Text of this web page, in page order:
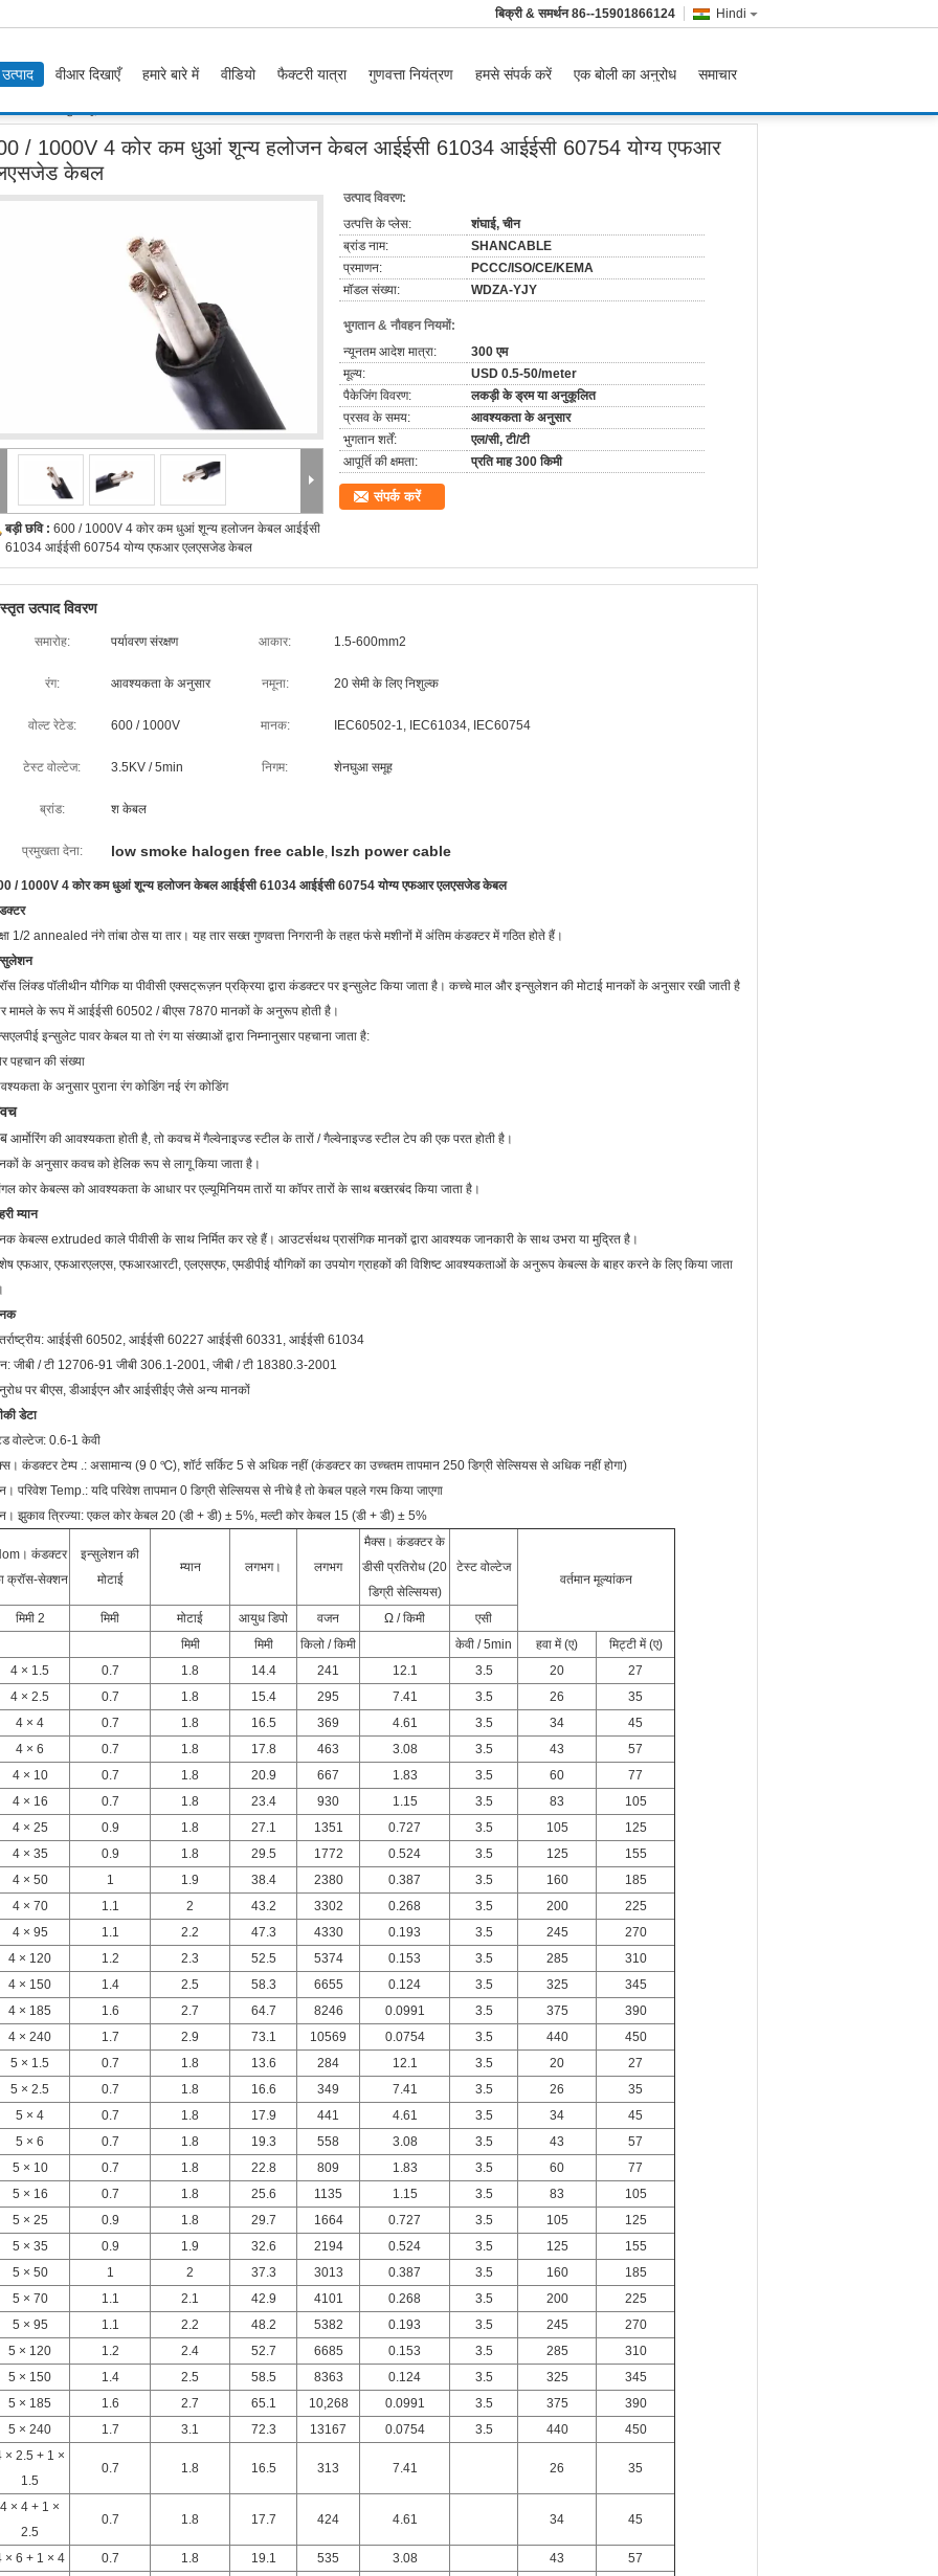
Hindi
बिक्री & समर्थन86--15901866124
उत्पाद वीआर दिखाएँ हमारे बारे में वीडियो फैक्टरी यात्रा गुणवत्ता नियंत्रण हमसे संपर्क करें एक बोली का अनुरोध समाचार
4 कोर कम धुआं शून्य हलोजन केबल आईईसी 61034 आईईसी 60754 योग्य एफआर एलएसजेड केबल
/ 1000V 4 कोर कम धुआं शून्य हलोजन केबल आईईसी 61034 आईईसी 60754 योग्य एफआर
केबल
बड़ी छवि : 600 / 1000V 4 कोर कम धुआं शून्य हलोजन केबल आईईसी
61034 आईईसी 60754 योग्य एफआर एलएसजेड केबल
उत्पाद विवरण:
उत्पत्ति के प्लेस:
शंघाई, चीन
ब्रांड नाम:
SHANCABLE
प्रमाणन:
PCCC/ISO/CE/KEMA
मॉडल संख्या:
WDZA-YJY
भुगतान & नौवहन नियमों:
न्यूनतम आदेश मात्रा:
300 एम
मूल्य:
USD 0.5-50/meter
पैकेजिंग विवरण:
लकड़ी के ड्रम या अनुकूलित
प्रसव के समय:
आवश्यकता के अनुसार
भुगतान शर्तें:
एल/सी, टी/टी
आपूर्ति की क्षमता:
प्रति माह 300 किमी
संपर्क करें
उत्पाद विवरण
समारोह: पर्यावरण संरक्षण आकार: 1.5-600mm2
रंग: आवश्यकता के अनुसार नमूना: 20 सेमी के लिए निशुल्क
वोल्ट रेटेड: 600 / 1000V मानक: IEC60502-1, IEC61034, IEC60754
टेस्ट वोल्टेज: 3.5KV / 5min निगम: शेनघुआ समूह
ब्रांड: श केबल
प्रमुखता देना: low smoke halogen free cable, lszh power cable
/ 1000V 4 कोर कम धुआं शून्य हलोजन केबल आईईसी 61034 आईईसी 60754 योग्य एफआर एलएसजेड केबल
1/2 annealed नंगे तांबा ठोस या तार। यह तार सख्त गुणवत्ता निगरानी के तहत फंसे मशीनों में अंतिम कंडक्टर में गठित होते हैं।
लिंक्ड पॉलीथीन यौगिक या पीवीसी एक्सट्रूज़न प्रक्रिया द्वारा कंडक्टर पर इन्सुलेट किया जाता है। कच्चे माल और इन्सुलेशन की मोटाई मानकों के अनुसार रखी जाती है
मामले के रूप में आईईसी 60502 / बीएस 7870 मानकों के अनुरूप होती है।
इन्सुलेट पावर केबल या तो रंग या संख्याओं द्वारा निम्नानुसार पहचाना जाता है:
पहचान की संख्या
के अनुसार पुराना रंग कोडिंग नई रंग कोडिंग
आर्मोरिंग की आवश्यकता होती है, तो कवच में गैल्वेनाइज्ड स्टील के तारों / गैल्वेनाइज्ड स्टील टेप की एक परत होती है।
के अनुसार कवच को हेलिक रूप से लागू किया जाता है।
कोर केबल्स को आवश्यकता के आधार पर एल्यूमिनियम तारों या कॉपर तारों के साथ बख्तरबंद किया जाता है।
म्यान
केबल्स extruded काले पीवीसी के साथ निर्मित कर रहे हैं। आउटर्सथथ प्रासंगिक मानकों द्वारा आवश्यक जानकारी के साथ उभरा या मुद्रित है।
एफआर, एफआरएलएस, एफआरआरटी, एलएसएफ, एमडीपीई यौगिकों का उपयोग ग्राहकों की विशिष्ट आवश्यकताओं के अनुरूप केबल्स के बाहर करने के लिए किया जाता
आईईसी 60502, आईईसी 60227 आईईसी 60331, आईईसी 61034
जीबी / टी 12706-91 जीबी 306.1-2001, जीबी / टी 18380.3-2001
पर बीएस, डीआईएन और आईसीईए जैसे अन्य मानकों
डेटा
वोल्टेज: 0.6-1 केवी
कंडक्टर टेम्प .: असामान्य (9 0 ℃), शॉर्ट सर्किट 5 से अधिक नहीं (कंडक्टर का उच्चतम तापमान 250 डिग्री सेल्सियस से अधिक नहीं होगा)
परिवेश Temp.: यदि परिवेश तापमान 0 डिग्री सेल्सियस से नीचे है तो केबल पहले गरम किया जाएगा
झुकाव त्रिज्या: एकल कोर केबल 20 (डी + डी) ± 5%, मल्टी कोर केबल 15 (डी + डी) ± 5%
कंडक्टर
क्रॉस-सेक्शन
इन्सुलेशन की
मोटाई
म्यान लगभग। लगभग
मैक्स। कंडक्टर के
डीसी प्रतिरोध (20
डिग्री सेल्सियस)
टेस्ट वोल्टेज
वर्तमान मूल्यांकन
मिमी 2 मिमी मोटाई आयुध डिपो वजन Ω / किमी
एसी
मिमी
मिमी किलो / किमी केवी / 5min हवा में (ए)
मिट्टी में (ए)
4 × 1.5
0.7 1.8 14.4 241 12.1 3.5 20
27
4 × 2.5
0.7 1.8 15.4 295 7.41 3.5 26
35
4 × 4
0.7 1.8 16.5 369 4.61 3.5 34
45
4 × 6
0.7 1.8 17.8 463 3.08 3.5 43
57
4 × 10
0.7 1.8 20.9 667 1.83 3.5 60
77
4 × 16
0.7 1.8 23.4 930 1.15 3.5 83
105
4 × 25
0.9 1.8 27.1 1351 0.727 3.5 105
125
4 × 35
0.9 1.8 29.5 1772 0.524 3.5 125
155
4 × 50
1 1.9 38.4 2380 0.387 3.5 160
185
4 × 70
1.1 2 43.2 3302 0.268 3.5 200
225
4 × 95
1.1 2.2 47.3 4330 0.193 3.5 245
270
4 × 120
1.2 2.3 52.5 5374 0.153 3.5 285
310
4 × 150
1.4 2.5 58.3 6655 0.124 3.5 325
345
4 × 185
1.6 2.7 64.7 8246 0.0991 3.5 375
390
4 × 240
1.7 2.9 73.1 10569 0.0754 3.5 440
450
5 × 1.5
0.7 1.8 13.6 284 12.1 3.5 20
27
5 × 2.5
0.7 1.8 16.6 349 7.41 3.5 26
35
5 × 4
0.7 1.8 17.9 441 4.61 3.5 34
45
5 × 6
0.7 1.8 19.3 558 3.08 3.5 43
57
5 × 10
0.7 1.8 22.8 809 1.83 3.5 60
77
5 × 16
0.7 1.8 25.6 1135 1.15 3.5 83
105
5 × 25
0.9 1.8 29.7 1664 0.727 3.5 105
125
5 × 35
0.9 1.9 32.6 2194 0.524 3.5 125
155
5 × 50
1 2 37.3 3013 0.387 3.5 160
185
5 × 70
1.1 2.1 42.9 4101 0.268 3.5 200
225
5 × 95
1.1 2.2 48.2 5382 0.193 3.5 245
270
5 × 120
1.2 2.4 52.7 6685 0.153 3.5 285
310
5 × 150
1.4 2.5 58.5 8363 0.124 3.5 325
345
5 × 185
1.6 2.7 65.1 10,268 0.0991 3.5 375
390
5 × 240
1.7 3.1 72.3 13167 0.0754 3.5 440
450
× 2.5 + 1 ×
1.5
0.7 1.8 16.5 313 7.41 26 35
4 × 4 + 1 ×
2.5
0.7 1.8 17.7 424 4.61 34 45
× 6 + 1 × 4 0.7 1.8 19.1 535 3.08 43
57